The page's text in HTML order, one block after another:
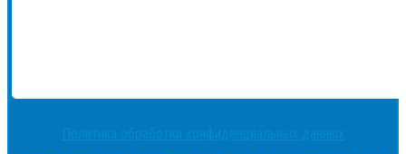
Политика обработки конфиденциальных данных